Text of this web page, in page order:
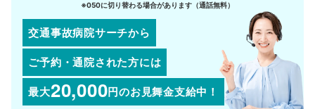
※050に切り替わる場合があります（通話無料）
交通事故病院サーチから
ご予約・通院された方には
最大20,000円のお見舞金支給中！